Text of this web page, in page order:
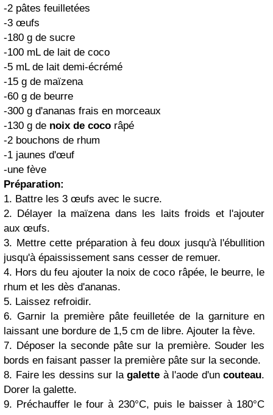
-2 pâtes feuilletées
-3 œufs
-180 g de sucre
-100 mL de lait de coco
-5 mL de lait demi-écrémé
-15 g de maïzena
-60 g de beurre
-300 g d'ananas frais en morceaux
-130 g de noix de coco râpé
-2 bouchons de rhum
-1 jaunes d'œuf
-une fève
Préparation:
1. Battre les 3 œufs avec le sucre.
2. Délayer la maïzena dans les laits froids et l'ajouter
aux œufs.
3. Mettre cette préparation à feu doux jusqu'à l'ébullition
jusqu'à épaississement sans cesser de remuer.
4. Hors du feu ajouter la noix de coco râpée, le beurre, le
rhum et les dès d'ananas.
5. Laissez refroidir.
6. Garnir la première pâte feuilletée de la garniture en
laissant une bordure de 1,5 cm de libre. Ajouter la fève.
7. Déposer la seconde pâte sur la première. Souder les
bords en faisant passer la première pâte sur la seconde.
8. Faire les dessins sur la galette à l'aode d'un couteau.
Dorer la galette.
9. Préchauffer le four à 230°C, puis le baisser à 180°C